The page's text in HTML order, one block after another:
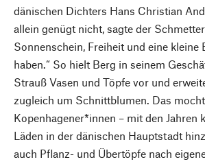
dänischen Dichters Hans Christian
allein genügt nicht, sagte der
Sonnenschein, Freiheit und eine kleine
haben.“ So hielt Berg in seinem
Strauß Vasen und Töpfe vor und
zugleich um Schnittblumen. Das
Kopenhagener*innen – mit den Jahren
Läden in der dänischen Hauptstadt
auch Pflanz- und Übertöpfe nach